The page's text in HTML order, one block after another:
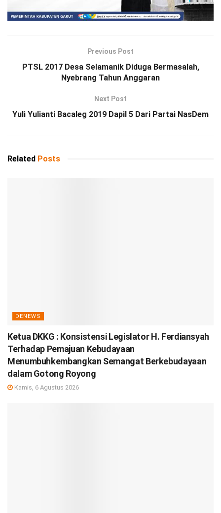
Previous Post
PTSL 2017 Desa Selamanik Diduga Bermasalah,
Nyebrang Tahun Anggaran
Next Post
Yuli Yulianti Bacaleg 2019 Dapil 5 Dari Partai NasDem
Related Posts
DENEWS
Ketua DKKG : Konsistensi Legislator H. Ferdiansyah
Terhadap Pemajuan Kebudayaan
Menumbuhkembangkan Semangat Berkebudayaan
dalam Gotong Royong
Kamis, 6 Agustus 2026